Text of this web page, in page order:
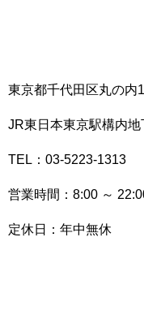
東京都千代田区丸の
JR東日本東京駅構内
TEL：03-5223-1313
営業時間：8:00 ～
定休日：年中無休